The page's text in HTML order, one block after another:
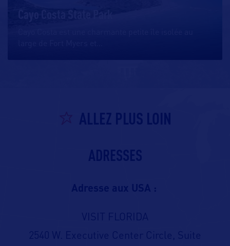
ALLEZ PLUS LOIN
ADRESSES
Adresse aux USA :
VISIT FLORIDA
2540 W. Executive Center Circle, Suite